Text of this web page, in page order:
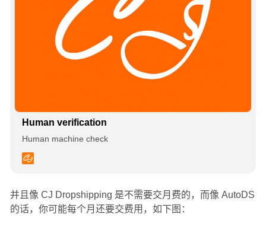
Human verification
Human machine check
并且像 CJ Dropshipping 是不需要交月费的，而像 AutoDS
的话，你可能每个月还要交费用，如下图：